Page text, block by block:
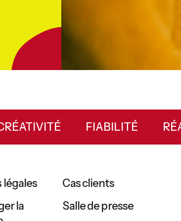
CRÉATIVITÉ FIABILITÉ
légales
la
Cas clients
Salle de presse